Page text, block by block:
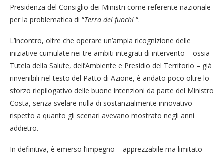
Presidenza del Consiglio dei Ministri come referente nazionale
per la problematica di “Terra dei fuochi “.
L’incontro, oltre che operare un’ampia ricognizione delle
iniziative cumulate nei tre ambiti integrati di intervento – ossia
Tutela della Salute, dell’Ambiente e Presidio del Territorio – già
rinvenibili nel testo del Patto di Azione, è andato poco oltre lo
sforzo riepilogativo delle buone intenzioni da parte del Ministro
Costa, senza svelare nulla di sostanzialmente innovativo
rispetto a quanto gli scenari avevano mostrato negli anni
addietro.
In definitiva, è emerso l’impegno – apprezzabile ma limitato –